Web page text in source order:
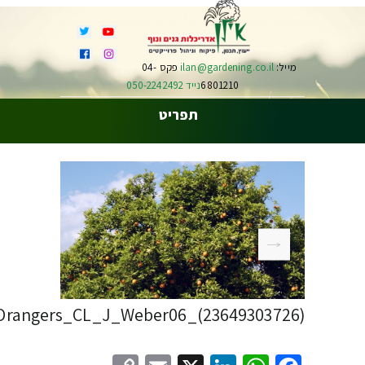
מייל:ilan@gardening.co.il
פקס 04-
6801210נייד 050-2242492
תפריט